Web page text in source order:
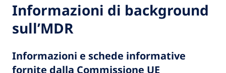
Informazioni di background
sull’MDR
Informazioni e schede informative
fornite dalla Commissione UE